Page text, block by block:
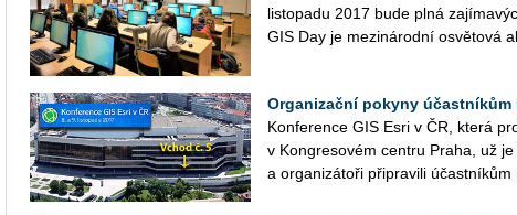
listopadu 2017 bude plná
GIS Day je mezi­národní osvětová
Organizační pokyny účastníkům
Konference GIS Esri v ČR, která
v Kongresovém centru Praha, už
a organizátoři připravili účastníkům